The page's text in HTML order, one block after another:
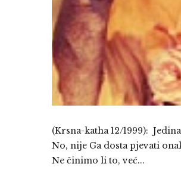
(Krsna-katha 12/1999):
No, nije Ga dosta pjevati
Ne činimo li to, već...